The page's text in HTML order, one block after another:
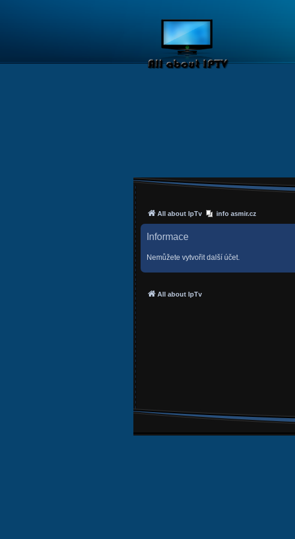
All about IpTv info asmir.cz
Informace
Nemůžete vytvořit další účet.
All about IpTv